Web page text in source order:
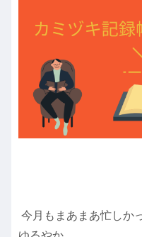
今月もまあまあ忙しか